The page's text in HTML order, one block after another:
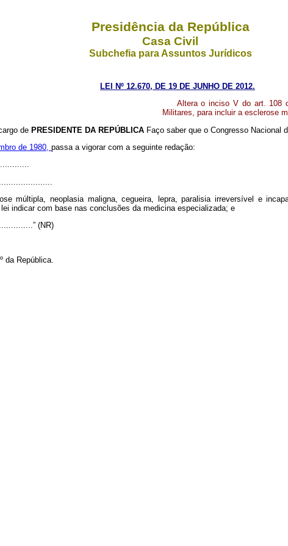
Presidência da República
Casa Civil
Subchefia para Assuntos Jurídicos
LEI Nº 12.670, DE 19 DE JUNHO DE 2012.
Altera o inciso V do art. 108
Militares, para incluir a esclerose
dePRESIDENTE DA REPÚBLICA Faço saber que o Congresso Nacional
de 1980,passa a vigorar com a seguinte redação:
múltipla, neoplasia maligna, cegueira, lepra, paralisia irreversível e
indicar com base nas conclusões da medicina especializada; e
(NR)
da República.